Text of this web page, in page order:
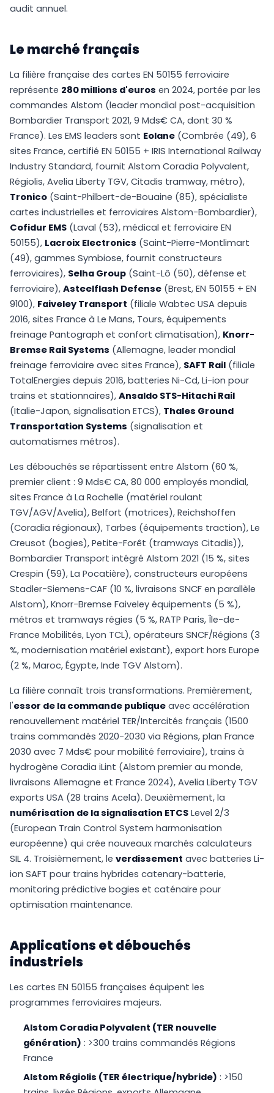
audit annuel.
Le marché français
La filière française des cartes EN 50155 ferroviaire
représente 280 millions d'euros en 2024, portée par les
commandes Alstom (leader mondial post-acquisition
Bombardier Transport 2021, 9 Mds€ CA, dont 30 %
France). Les EMS leaders sont Eolane (Combrée (49), 6
sites France, certifié EN 50155 + IRIS International Railway
Industry Standard, fournit Alstom Coradia Polyvalent,
Régiolis, Avelia Liberty TGV, Citadis tramway, métro),
Tronico (Saint-Philbert-de-Bouaine (85), spécialiste
cartes industrielles et ferroviaires Alstom-Bombardier),
Cofidur EMS (Laval (53), médical et ferroviaire EN
50155), Lacroix Electronics (Saint-Pierre-Montlimart
(49), gammes Symbiose, fournit constructeurs
ferroviaires), Selha Group (Saint-Lô (50), défense et
ferroviaire), Asteelflash Defense (Brest, EN 50155 + EN
9100), Faiveley Transport (filiale Wabtec USA depuis
2016, sites France à Le Mans, Tours, équipements
freinage Pantograph et confort climatisation), Knorr-
Bremse Rail Systems (Allemagne, leader mondial
freinage ferroviaire avec sites France), SAFT Rail (filiale
TotalEnergies depuis 2016, batteries Ni-Cd, Li-ion pour
trains et stationnaires), Ansaldo STS-Hitachi Rail
(Italie-Japon, signalisation ETCS), Thales Ground
Transportation Systems (signalisation et
automatismes métros).
Les débouchés se répartissent entre Alstom (60 %,
premier client : 9 Mds€ CA, 80 000 employés mondial,
sites France à La Rochelle (matériel roulant
TGV/AGV/Avelia), Belfort (motrices), Reichshoffen
(Coradia régionaux), Tarbes (équipements traction), Le
Creusot (bogies), Petite-Forêt (tramways Citadis)),
Bombardier Transport intégré Alstom 2021 (15 %, sites
Crespin (59), La Pocatière), constructeurs européens
Stadler-Siemens-CAF (10 %, livraisons SNCF en parallèle
Alstom), Knorr-Bremse Faiveley équipements (5 %),
métros et tramways régies (5 %, RATP Paris, Île-de-
France Mobilités, Lyon TCL), opérateurs SNCF/Régions (3
%, modernisation matériel existant), export hors Europe
(2 %, Maroc, Égypte, Inde TGV Alstom).
La filière connaît trois transformations. Premièrement,
l'essor de la commande publique avec accélération
renouvellement matériel TER/Intercités français (1500
trains commandés 2020-2030 via Régions, plan France
2030 avec 7 Mds€ pour mobilité ferroviaire), trains à
hydrogène Coradia iLint (Alstom premier au monde,
livraisons Allemagne et France 2024), Avelia Liberty TGV
exports USA (28 trains Acela). Deuxièmement, la
numérisation de la signalisation ETCS Level 2/3
(European Train Control System harmonisation
européenne) qui crée nouveaux marchés calculateurs
SIL 4. Troisièmement, le verdissement avec batteries Li-
ion SAFT pour trains hybrides catenary-batterie,
monitoring prédictive bogies et caténaire pour
optimisation maintenance.
Applications et débouchés
industriels
Les cartes EN 50155 françaises équipent les
programmes ferroviaires majeurs.
Alstom Coradia Polyvalent (TER nouvelle
génération) : >300 trains commandés Régions
France
Alstom Régiolis (TER électrique/hybride) : >150